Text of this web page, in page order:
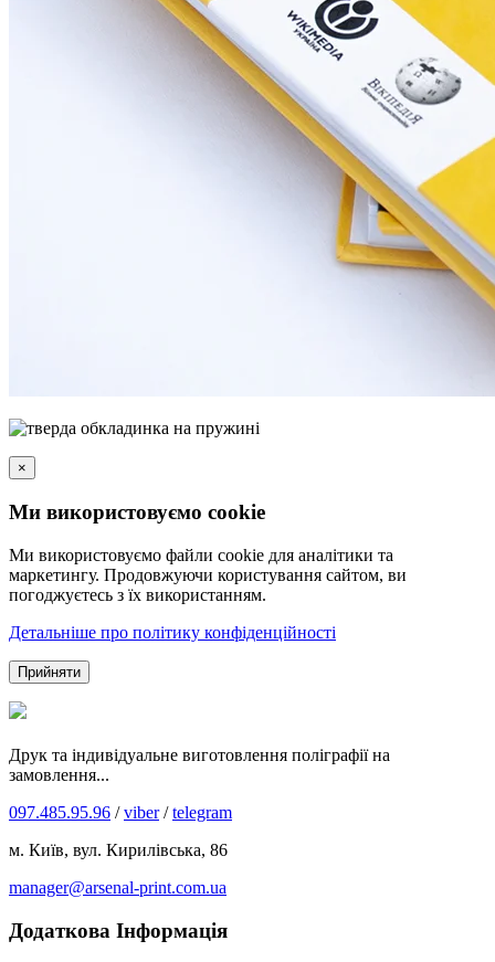
×
Ми використовуємо cookie
Ми використовуємо файли cookie для аналітики та
маркетингу. Продовжуючи користування сайтом, ви
погоджуєтесь з їх використанням.
Детальніше про політику конфіденційності
Прийняти
Друк та індивідуальне виготовлення поліграфії на
замовлення...
097.485.95.96 /viber/telegram
м. Київ, вул. Кирилівська, 86
manager@arsenal-print.com.ua
Додаткова Інформація